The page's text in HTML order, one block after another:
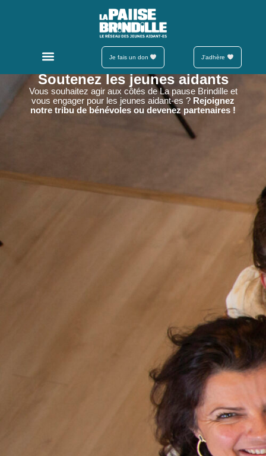
Je fais un don J'adhère
Soutenez les jeunes aidants
Vous souhaitez agir aux côtés de La pause Brindille et
vous engager pour les jeunes aidant-es ? Rejoignez
notre tribu de bénévoles ou devenez partenaires !